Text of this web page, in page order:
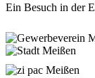
Ein Besuch in der